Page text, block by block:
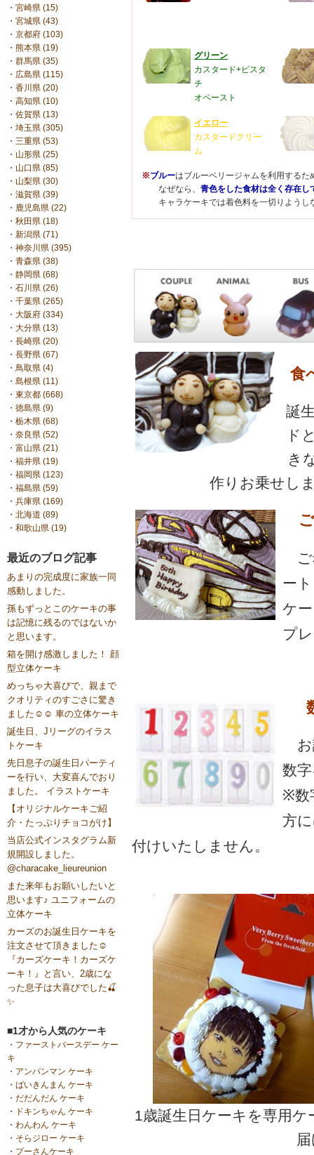
・ 宮崎県 (15)
・ 宮城県 (43)
・ 京都府 (103)
・ 熊本県 (19)
・ 群馬県 (35)
・ 広島県 (115)
・ 香川県 (20)
・ 高知県 (10)
・ 佐賀県 (13)
・ 埼玉県 (305)
・ 三重県 (53)
・ 山形県 (25)
・ 山口県 (85)
・ 山梨県 (30)
・ 滋賀県 (39)
・ 鹿児島県 (22)
・ 秋田県 (18)
・ 新潟県 (71)
・ 神奈川県 (395)
・ 青森県 (38)
・ 静岡県 (68)
・ 石川県 (26)
・ 千葉県 (265)
・ 大阪府 (334)
・ 大分県 (13)
・ 長崎県 (20)
・ 長野県 (67)
・ 鳥取県 (4)
・ 島根県 (11)
・ 東京都 (668)
・ 徳島県 (9)
・ 栃木県 (68)
・ 奈良県 (52)
・ 富山県 (21)
・ 福井県 (19)
・ 福岡県 (123)
・ 福島県 (59)
・ 兵庫県 (169)
・ 北海道 (89)
・ 和歌山県 (19)
最近のブログ記事
あまりの完成度に家族一同
感動しました。
孫もずっとこのケーキの事
は記憶に残るのではないか
と思います。
箱を開け感激しました！ 顔
型立体ケーキ
めっちゃ大喜びで、親まで
クオリティのすごさに驚き
ました☺️☺️ 車の立体ケーキ
誕生日、Jリーグのイラス
トケーキ
先日息子の誕生日パーティ
ーを行い、大変喜んでおり
ました。 イラストケーキ
【オリジナルケーキご紹
介・たっぷりチョコがけ】
当店公式インスタグラム新
規開設しました。
@characake_lieureunion
また来年もお願いしたいと
思います♪ ユニフォームの
立体ケーキ
カーズのお誕生日ケーキを
注文させて頂きました☺️
『カーズケーキ！カーズケ
ーキ！』と言い、2歳にな
った息子は大喜びでした🍒
✨
■1才から人気のケーキ
・ ファーストバースデー ケー
キ
・ アンパンマン ケーキ
・ ばいきんまん ケーキ
・ だだんだん ケーキ
・
ドキンちゃん ケーキ
・ わんわん ケーキ
・ そらジロー ケーキ
・ プーさんケーキ
グリーン
カスタード+ピスタ
チ
オペースト
イエロー
カスタードクリー
ム
※ブルーはブルーベリージャムを利用するた
なぜなら、 青色をした食材は全く存在し
キャラケーキでは着色料を一切りようし
食
誕
ド
き
作りお乗せし
ご
ー
ケ
プ
お
数
※数
方
付けいたしません。
1歳誕生日ケーキを専用